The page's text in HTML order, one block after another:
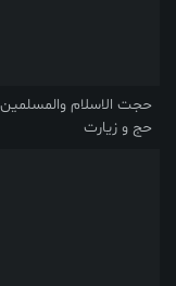
حجت الاسلام والمسلمین
حج و زیارت